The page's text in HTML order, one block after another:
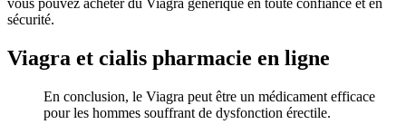
sécurité.
Viagra et cialis pharmacie en ligne
En conclusion, le Viagra peut être un médicament efficace
pour les hommes souffrant de dysfonction érectile.